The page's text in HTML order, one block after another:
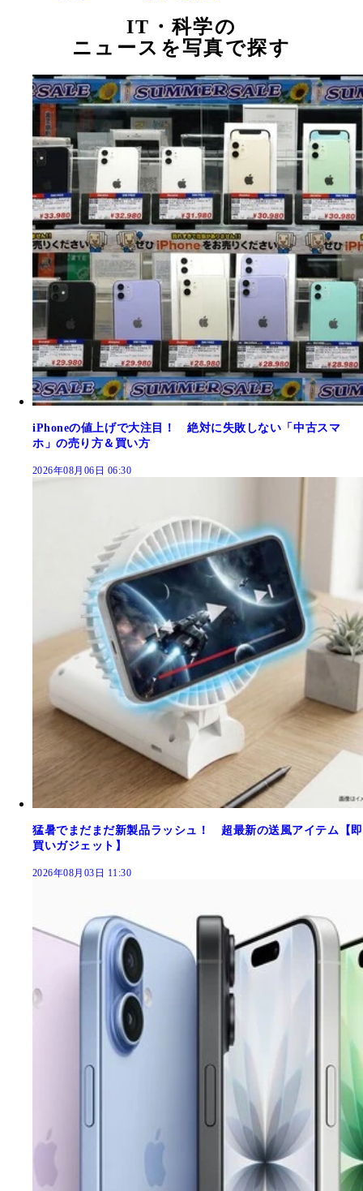
IT・科学の
ニュースを写真で探す
iPhoneの値上げで大注目！ 絶対に失敗しない「中古スマ
ホ」の売り方＆買い方
2026年08月06日 06:30
猛暑でまだまだ新製品ラッシュ！ 超最新の送風アイテム【即
買いガジェット】
2026年08月03日 11:30